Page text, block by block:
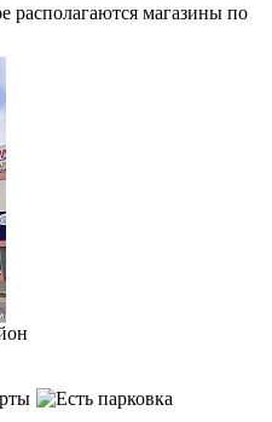
располагаются магазины по